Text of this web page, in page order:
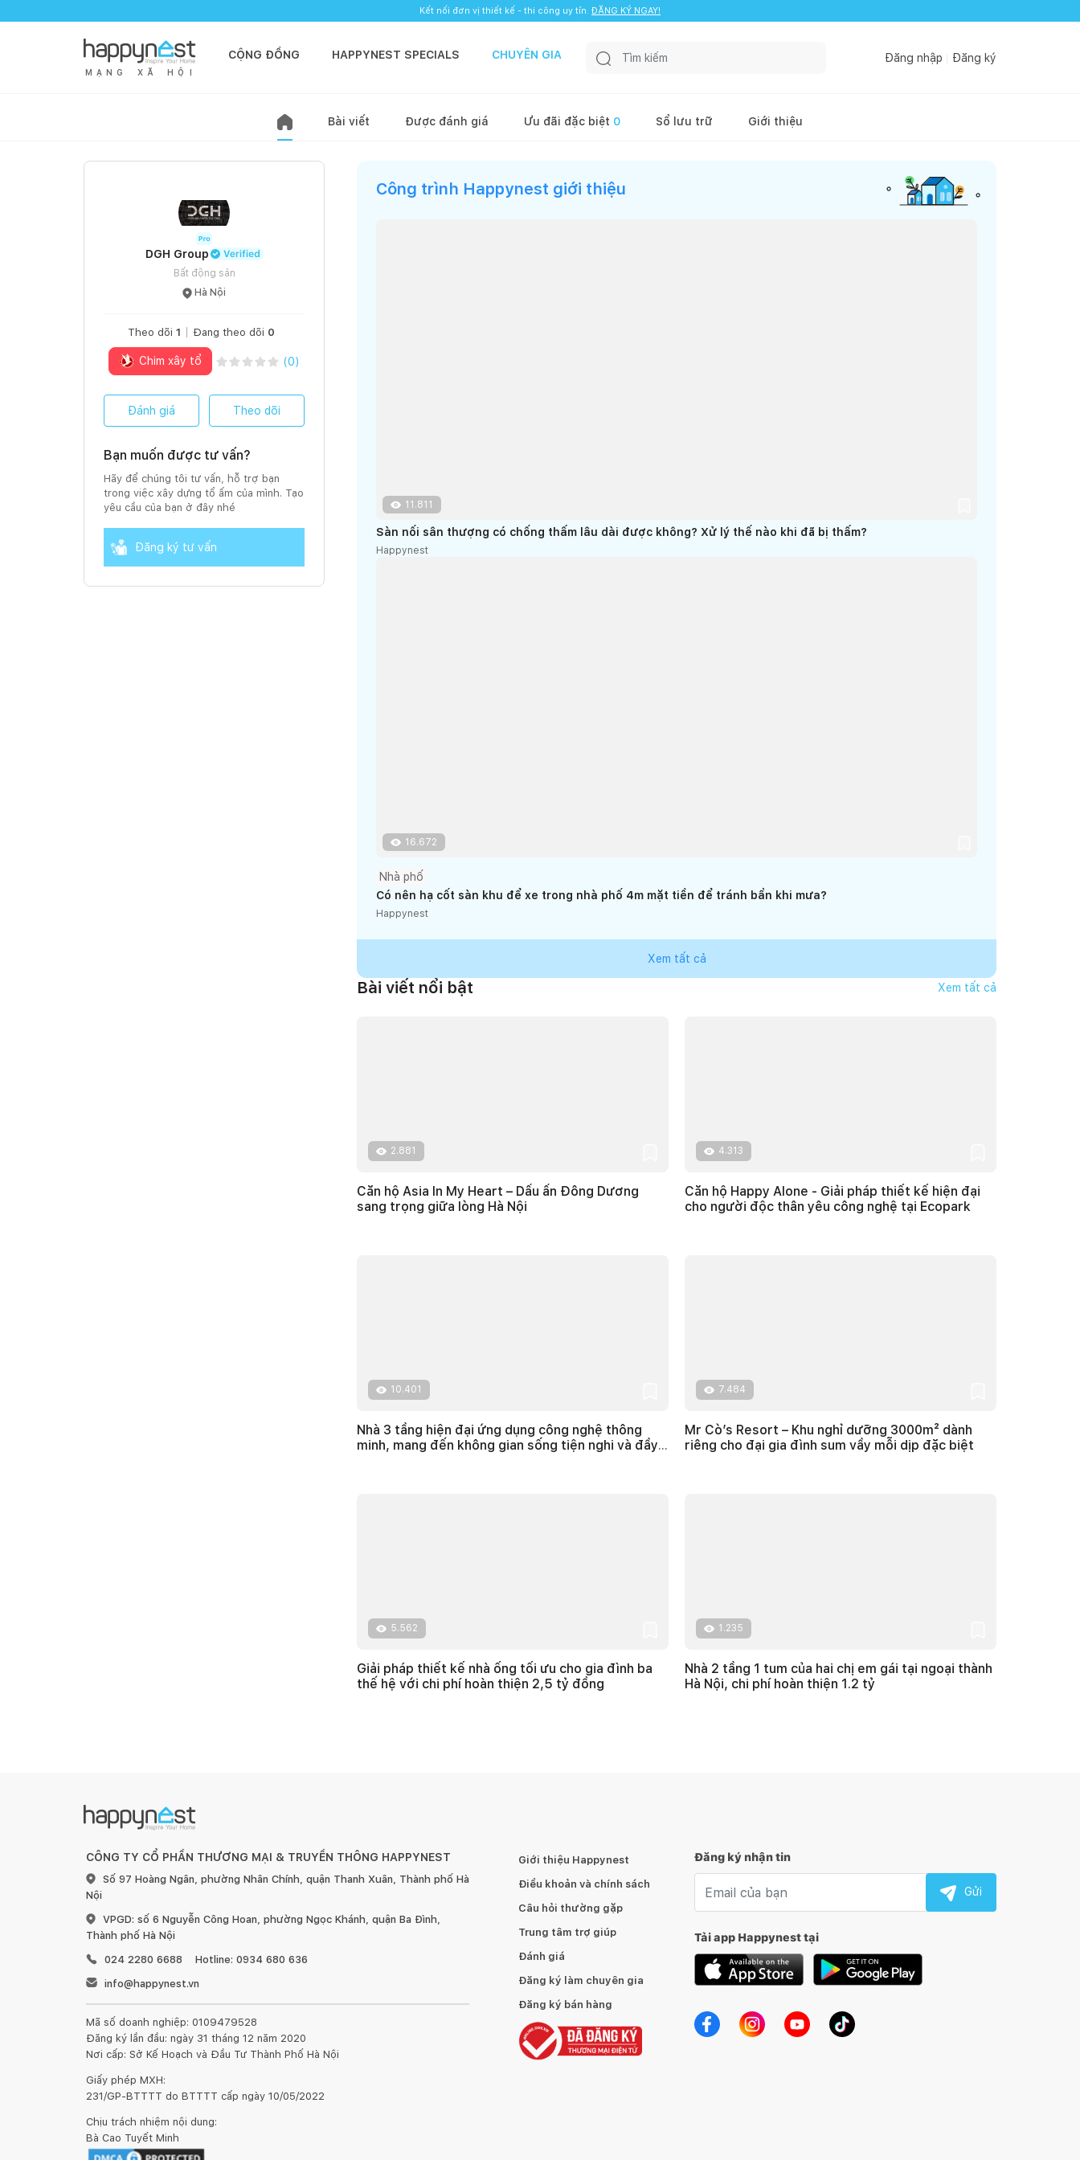
Kết nối đơn vị thiết kế - thi công uy tín. ĐĂNG KÝ NGAY!
M Ạ N G X Ã H Ộ I
CỘNG ĐỒNG HAPPYNEST SPECIALS CHUYÊN GIA Đăng nhập Đăng ký
Bài viết Được đánh giá Ưu đãi đặc biệt 0 Sổ lưu trữ Giới thiệu
DGH Group
Bất động sản
Hà Nội
Theo dõi 1 Đang theo dõi 0
Chim xây tổ (0)
Đánh giá Theo dõi
Bạn muốn được tư vấn?
Hãy để chúng tôi tư vấn, hỗ trợ bạn
trong việc xây dựng tổ ấm của mình. Tạo
yêu cầu của bạn ở đây nhé
Đăng ký tư vấn
Công trình Happynest giới thiệu
11.811
Sàn nối sân thượng có chống thấm lâu dài được không? Xử lý thế nào khi đã bị thấm?
Happynest
16.672
Nhà phố
Có nên hạ cốt sàn khu để xe trong nhà phố 4m mặt tiền để tránh bẩn khi mưa?
Happynest
Xem tất cả
Bài viết nổi bật Xem tất cả
2.881
Căn hộ Asia In My Heart – Dấu ấn Đông Dương
sang trọng giữa lòng Hà Nội
4.313
Căn hộ Happy Alone - Giải pháp thiết kế hiện đại
cho người độc thân yêu công nghệ tại Ecopark
10.401
Nhà 3 tầng hiện đại ứng dụng công nghệ thông
minh, mang đến không gian sống tiện nghi và đầy
7.484
Mr Cò’s Resort – Khu nghỉ dưỡng 3000m² dành
riêng cho đại gia đình sum vầy mỗi dịp đặc biệt
5.562
Giải pháp thiết kế nhà ống tối ưu cho gia đình ba
thế hệ với chi phí hoàn thiện 2,5 tỷ đồng
1.235
Nhà 2 tầng 1 tum của hai chị em gái tại ngoại thành
Hà Nội, chi phí hoàn thiện 1.2 tỷ
CÔNG TY CỔ PHẦN THƯƠNG MẠI & TRUYỀN THÔNG HAPPYNEST
Số 97 Hoàng Ngân, phường Nhân Chính, quận Thanh Xuân, Thành phố Hà
Nội
VPGD: số 6 Nguyễn Công Hoan, phường Ngọc Khánh, quận Ba Đình,
Thành phố Hà Nội
024 2280 6688
Hotline: 0934 680 636
info@happynest.vn
Mã số doanh nghiệp: 0109479528
Đăng ký lần đầu: ngày 31 tháng 12 năm 2020
Nơi cấp: Sở Kế Hoạch và Đầu Tư Thành Phố Hà Nội
Giấy phép MXH:
231/GP-BTTTT do BTTTT cấp ngày 10/05/2022
Chịu trách nhiệm nội dung:
Bà Cao Tuyết Minh
Giới thiệu Happynest
Điều khoản và chính sách
Câu hỏi thường gặp
Trung tâm trợ giúp
Đánh giá
Đăng ký làm chuyên gia
Đăng ký bán hàng
Đăng ký nhận tin
Gửi
Tải app Happynest tại